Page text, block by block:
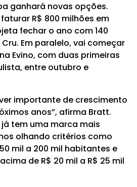
ganhará novas opções.
R$ 800 milhões em
fechar o ano com 140
Em paralelo, vai começar
Evino, com duas primeiras
entre outubro e
importante de crescimento
anos”, afirma Bratt.
já tem uma marca mais
olhando critérios como
mil a 200 mil habitantes e
de R$ 20 mil a R$ 25 mil